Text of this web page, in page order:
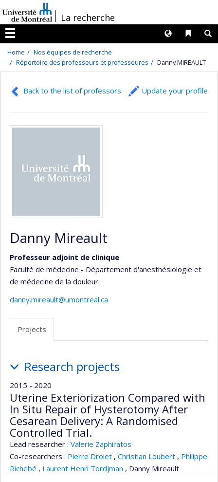
au
contenu
/La recherche
Menu
Liens
Langues
Home
Nos équipes de recherche
Répertoire des professeurs et professeures
Danny MIREAULT
Back to the list of professors Update your profile
Danny Mireault
Professeur adjoint de clinique
Faculté de médecine - Département d'anesthésiologie et
de médecine de la douleur
danny.mireault@umontreal.ca
Projects
Research projects
2015 - 2020
Uterine Exteriorization Compared with
In Situ Repair of Hysterotomy After
Cesarean Delivery: A Randomised
Controlled Trial.
Lead researcher : Valerie Zaphiratos
Co-researchers : Pierre Drolet , Christian Loubert , Philippe
Richebé , Laurent Henri Tordjman , Danny Mireault